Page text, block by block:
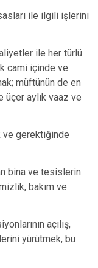
ile ilgili işlerini
ile her türlü
cami içinde ve
müftünün de en
aylık vaaz ve
ve gerektiğinde
bina ve tesislerin
bakım ve
açılış,
yürütmek, bu